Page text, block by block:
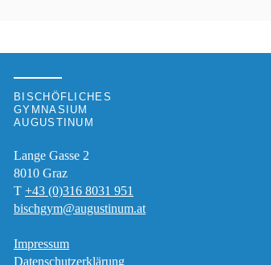
BISCHÖFLICHES
GYMNASIUM
AUGUSTINUM
Lange Gasse 2
8010 Graz
T +43 (0)316 8031 951
bischgym@augustinum.at
Impressum
Datenschutzerklärung
TEAMS
BILDUNGSPORTAL
IMPRESSUM